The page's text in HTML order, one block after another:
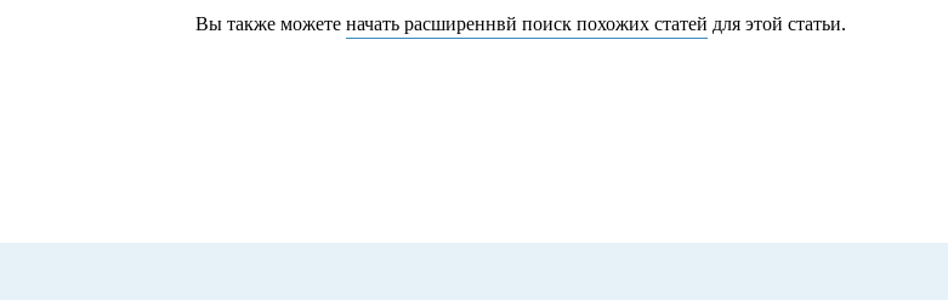
Вы также можетеначать расширеннвй поиск похожих статей для этой статьи.